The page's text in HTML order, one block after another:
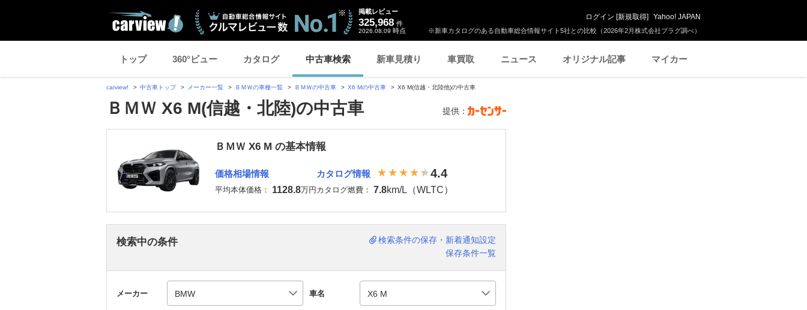
※新車カタログのある自動車総合情報サイト5社との比較（2026年2月株式会社プラグ調べ）
掲載レビュー
325,968 件
2026.08.09 時点
ログイン [新規取得] Yahoo! JAPAN
トップ 360°ビュー カタログ 中古車検索 新車見積り 車買取 ニュース オリジナル記事 マイカー
carview! 中古車トップ メーカー一覧 ＢＭＷの車種一覧 ＢＭＷの中古車 X6 Mの中古車 X6 M(信越・北陸他)の中古車
ＢＭＷ X6 M(信越・北陸)の中古車 提供：
ＢＭＷ X6 M の基本情報
価格相場情報
平均本体価格： 1128.8万円
カタログ情報 4.4
カタログ燃費： 7.8km/L（WLTC）
検索中の条件
検索条件の保存・新着通知設定
保存条件一覧
メーカー 車名